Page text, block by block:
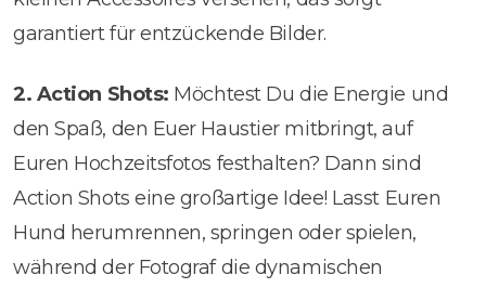
garantiert für entzückende Bilder.
2. Action Shots: Möchtest Du die Energie und
den Spaß, den Euer Haustier mitbringt, auf
Euren Hochzeitsfotos festhalten? Dann sind
Action Shots eine großartige Idee! Lasst Euren
Hund herumrennen, springen oder spielen,
während der Fotograf die dynamischen